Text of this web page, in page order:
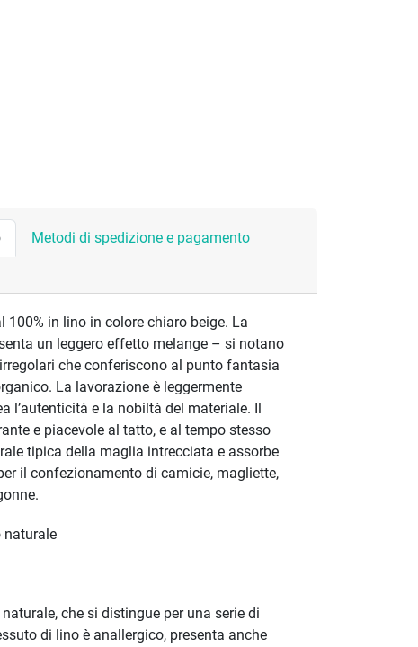
Metodi di spedizione e pagamento
100% in lino in colore chiaro beige. La
un leggero effetto melange – si notano
che conferiscono al punto fantasia
La lavorazione è leggermente
l’autenticità e la nobiltà del materiale. Il
e piacevole al tatto, e al tempo stesso
tipica della maglia intrecciata e assorbe
il confezionamento di camicie, magliette,
naturale
che si distingue per una serie di
di lino è anallergico, presenta anche